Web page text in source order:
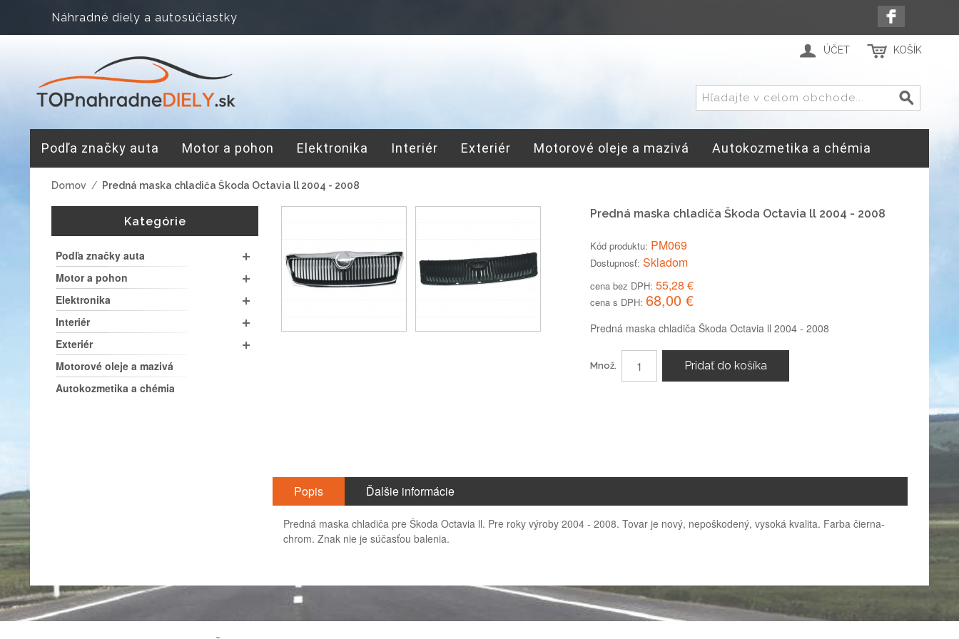
Náhradné diely a autosúčiastky
ÚČET KOŠÍK
Podľa značky auta Motor a pohon Elektronika Interiér Exteriér Motorové oleje a mazivá Autokozmetika a chémia
Domov / Predná maska chladiča Škoda Octavia ll 2004 - 2008
Predná maska chladiča Škoda Octavia ll 2004 - 2008
Kód produktu: PM069
Dostupnosť: Skladom
cena bez DPH: 55,28 €
cena s DPH: 68,00 €
Predná maska chladiča Škoda Octavia ll 2004 - 2008
Množ. Pridať do košíka
Popis Ďalšie informácie
Predná maska chladiča pre Škoda Octavia ll. Pre roky výroby 2004 - 2008. Tovar je nový, nepoškodený, vysoká kvalita. Farba čierna-
chrom. Znak nie je súčasťou balenia.
Kategórie
Podľa značky auta
Motor a pohon
Elektronika
Interiér
Exteriér
Motorové oleje a mazivá
Autokozmetika a chémia